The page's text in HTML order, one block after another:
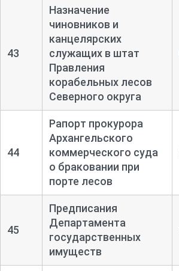
43
Назначение
чиновников и
канцелярских
служащих в штат
Правления
корабельных лесов
Северного округа
44
Рапорт прокурора
Архангельского
коммерческого суда
о браковании при
порте лесов
45
Предписания
Департамента
государственных
имуществ